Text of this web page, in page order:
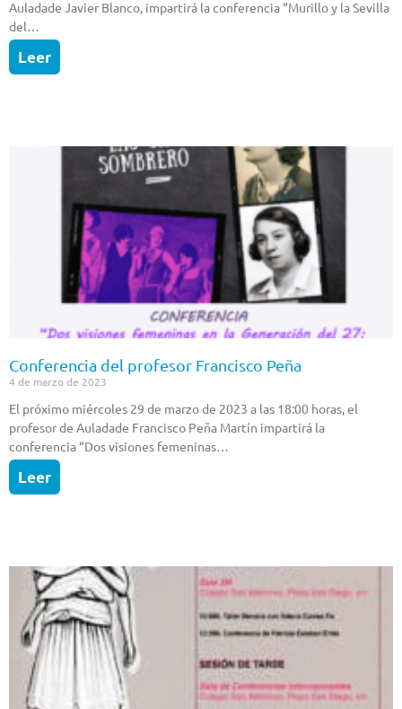
Auladade Javier Blanco, impartirá la conferencia “Murillo y la Sevilla
del…
Leer
Conferencia del profesor Francisco Peña
4 de marzo de 2023
El próximo miércoles 29 de marzo de 2023 a las 18:00 horas, el
profesor de Auladade Francisco Peña Martín impartirá la
conferencia “Dos visiones femeninas…
Leer